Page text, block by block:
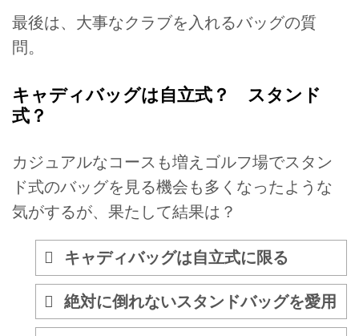
最後は、大事なクラブを入れるバッグの質
問。
キャディバッグは自立式？ スタンド
式？
カジュアルなコースも増えゴルフ場でスタン
ド式のバッグを見る機会も多くなったような
気がするが、果たして結果は？
キャディバッグは自立式に限る
絶対に倒れないスタンドバッグを愛用